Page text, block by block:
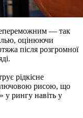
— так
оцінюючи
після розгромної
рідкісне
ключовою рисою, що
у рингу навіть у